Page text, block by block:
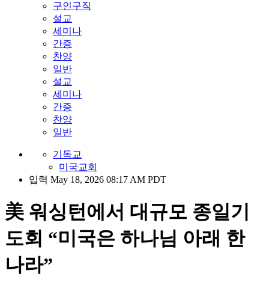
구인구직
설교
세미나
간증
찬양
일반
설교
세미나
간증
찬양
일반
기독교
미국교회
입력 May 18, 2026 08:17 AM PDT
美 워싱턴에서 대규모 종일기
도회 “미국은 하나님 아래 한
나라”